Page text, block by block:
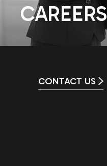
CAREERS
CONTACT US